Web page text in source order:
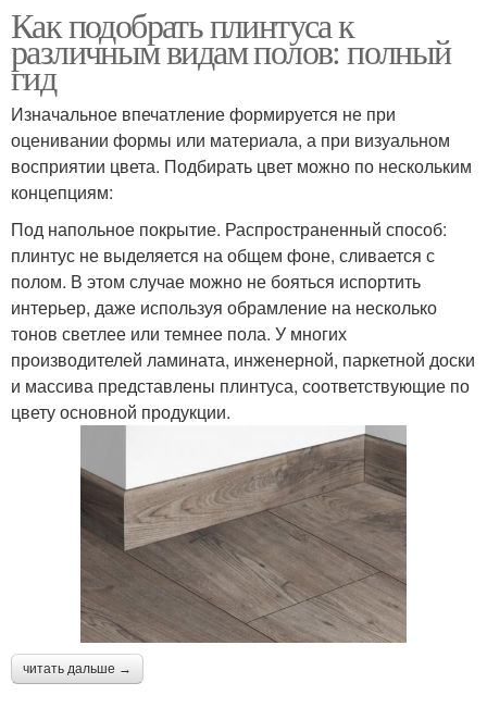
Как подобрать плинтуса к
различным видам полов: полный
гид
Изначальное впечатление формируется не при
оценивании формы или материала, а при визуальном
восприятии цвета. Подбирать цвет можно по нескольким
концепциям:
Под напольное покрытие. Распространенный способ:
плинтус не выделяется на общем фоне, сливается с
полом. В этом случае можно не бояться испортить
интерьер, даже используя обрамление на несколько
тонов светлее или темнее пола. У многих
производителей ламината, инженерной, паркетной доски
и массива представлены плинтуса, соответствующие по
цвету основной продукции.
читать дальше →